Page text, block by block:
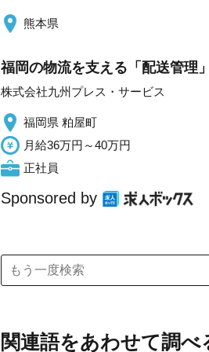
熊本県
福岡の物流を支える「配送管理
株式会社九州プレス・サービス
福岡県 粕屋町
月給36万円～40万円
正社員
Sponsored by
関連語をあわせて調べ